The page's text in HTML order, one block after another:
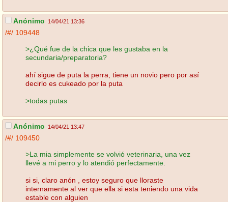
Anónimo 14/04/21 13:36
/#/ 109448
>¿Qué fue de la chica que les gustaba en la
secundaria/preparatoria?
ahí sigue de puta la perra, tiene un novio pero por así
decirlo es cukeado por la puta
>todas putas
Anónimo 14/04/21 13:47
/#/ 109450
>La mia simplemente se volvió veterinaria, una vez
llevé a mi perro y lo atendió perfectamente.
si si, claro anón , estoy seguro que lloraste
internamente al ver que ella si esta teniendo una vida
estable con alguien